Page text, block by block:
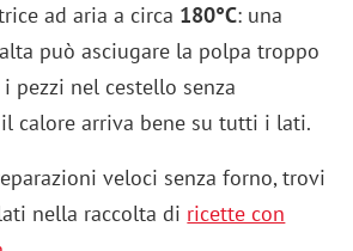
ad aria a circa 180°C: una
può asciugare la polpa troppo
pezzi nel cestello senza
calore arriva bene su tutti i lati.
veloci senza forno, trovi
nella raccolta di ricette con